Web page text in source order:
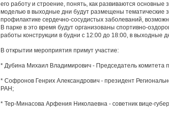
его работу и строение, понять, как развиваются
моделью в выходные дни будут размещены тематические
профилактике сердечно-сосудистых заболеваний,
В парке в это время будут организованы спортивно-
работы конструкции в будни с 12:00 до 18:00, в выходные
В открытии мероприятия примут участие:
* Дубина Михаил Владимирович - Председатель комитета
* Софронов Генрих Александрович - президент
РАН;
* Тер-Минасова Арфения Николаевна - советник вице-